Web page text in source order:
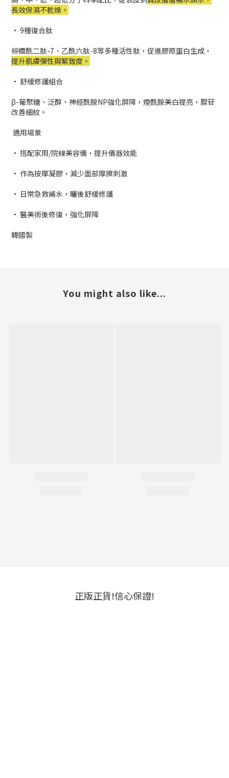
長效保濕不乾燥。
• 9種復合肽
棕櫚酰二肽-7、乙酰六肽-8等多種活性肽，促進膠原蛋白生成，
提升肌膚彈性與緊致度。
• 舒緩修護組合
β-葡聚糖、泛醇、神經酰胺NP強化屏障，煙酰胺美白提亮，腺苷
改善細紋。
適用場景
• 搭配家用/院線美容儀，提升儀器效能
• 作為按摩凝膠，減少面部摩擦刺激
• 日常急救補水，曬後舒緩修護
• 醫美術後修復，強化屏障
韓國製
You might also like...
正版正貨!信心保證!